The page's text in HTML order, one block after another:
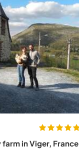
farm in Viger, France